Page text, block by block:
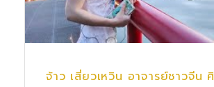
จ้าว เสี่ยวเหวิน อาจารย์ชาวจีน